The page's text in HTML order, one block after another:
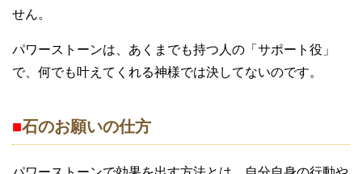
せん。
パワーストーンは、あくまでも持つ人の「サポート役」
で、何でも叶えてくれる神様では決してないのです。
■石のお願いの仕方